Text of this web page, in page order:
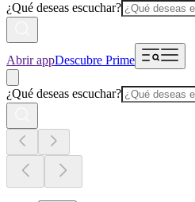
¿Qué deseas escuchar?
Abrir appDescubre Prime
¿Qué deseas escuchar?